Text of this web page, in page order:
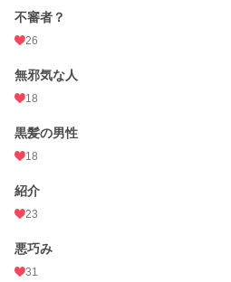
不審者？
26
無邪気な人
18
黒髪の男性
18
紹介
23
悪巧み
31